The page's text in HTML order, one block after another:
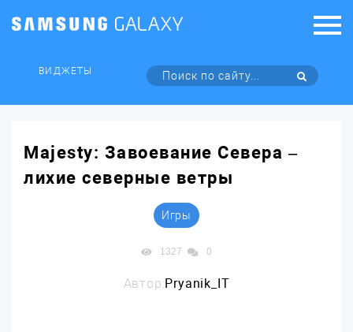
ВИДЖЕТЫ
Majesty: Завоевание Севера –
лихие северные ветры
Игры
1327 0
Автор:Pryanik_IT